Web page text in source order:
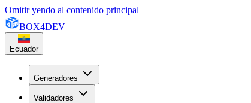
Omitir yendo al contenido principal
BOX4DEV
Ecuador
Generadores
Validadores